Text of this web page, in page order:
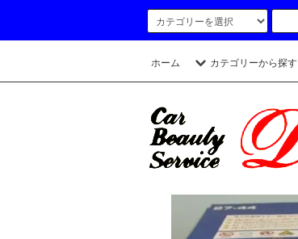
ホーム カテゴリーから探す